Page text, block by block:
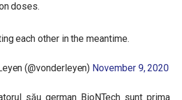
doses.
each other in the meantime.
(@vonderleyen) November 9, 2020
său german BioNTech sunt prima